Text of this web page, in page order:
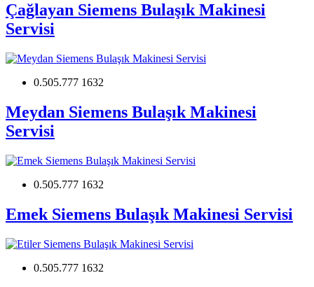
Çağlayan Siemens Bulaşık Makinesi
Servisi
0.505.777 1632
Meydan Siemens Bulaşık Makinesi
Servisi
0.505.777 1632
Emek Siemens Bulaşık Makinesi Servisi
0.505.777 1632